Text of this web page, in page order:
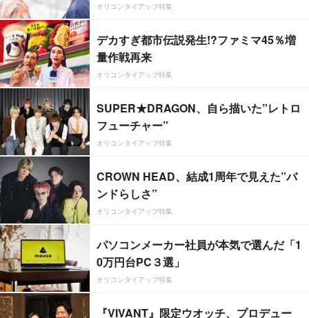
オリコンタイアップ特集
デカすぎ都市伝説発生!?ファミマ45％増
量作戦再来
オリコンタイアップ特集
SUPER★DRAGON、自ら描いた”レトロ
フューチャー”
オリコンタイアップ特集
CROWN HEAD、結成1周年で見えた”バ
ンドらしさ”
オリコンタイアップ特集
パソコンメーカー社員が本気で選んだ「1
0万円台PC３選」
オリコンタイアップ特集
『VIVANT』限定ウオッチ、プロデュー